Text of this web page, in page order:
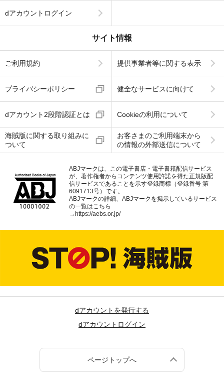
dアカウントログイン
サイト情報
ご利用規約 提供事業者等に関する表示
プライバシーポリシー 健全なサービスに向けて
dアカウント2段階認証とは Cookieの利用について
海賊版に関する取り組みに
ついて
お客さまのご利用端末から
の情報の外部送信について
ABJマークは、この電子書店・電子書籍配信サービス
が、著作権者からコンテンツ使用許諾を得た正規版配
信サービスであることを示す登録商標（登録番号 第
6091713号）です。
ABJマークの詳細、ABJマークを掲示しているサービス
の一覧はこちら
→https://aebs.or.jp/
dアカウントを発行する
dアカウントログイン
ページトップへ